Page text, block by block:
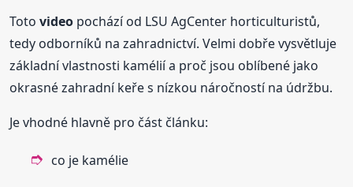
Totovideo pochází od LSU AgCenter horticulturistů,
tedy odborníků na zahradnictví. Velmi dobře vysvětluje
základní vlastnosti kamélií a proč jsou oblíbené jako
okrasné zahradní keře s nízkou náročností na údržbu.
Je vhodné hlavně pro část článku:
co je kamélie